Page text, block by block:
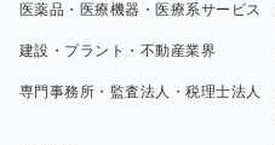
医薬品・医療機器・医療系サービス
建設・プラント・不動産業界
専門事務所・監査法人・税理士法人